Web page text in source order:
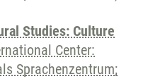
Studies: Culture
Center:
Sprachenzentrum;